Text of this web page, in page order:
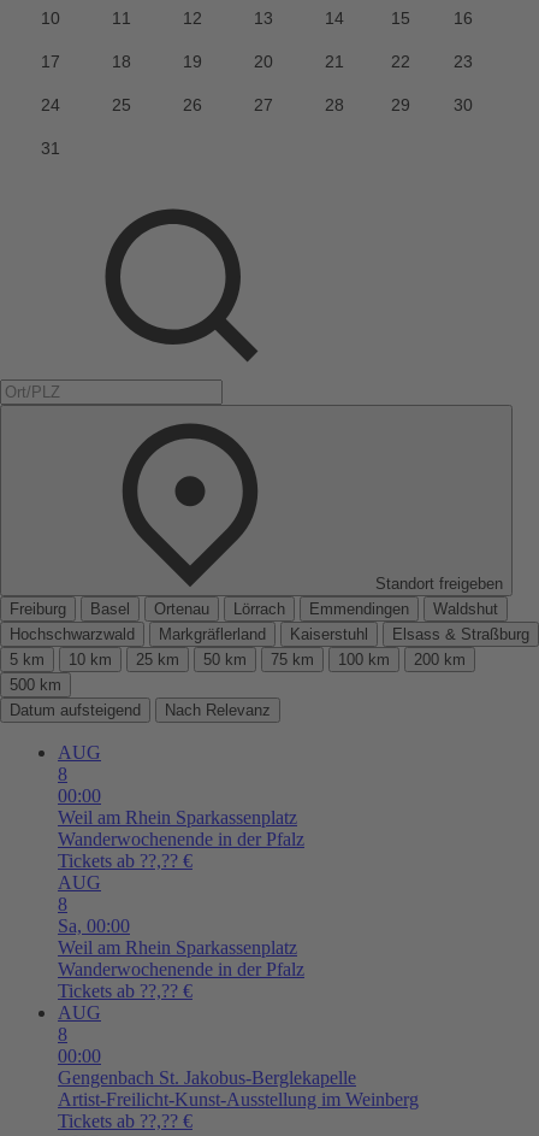
Standort freigeben
Freiburg
Basel Ortenau Lörrach Emmendingen
Waldshut
Hochschwarzwald
Markgräflerland Kaiserstuhl
Elsass & Straßburg
5 km
10 km 25 km 50 km 75 km 100 km
200 km
500 km
Datum aufsteigend
Nach Relevanz
AUG
8
00:00
Weil am Rhein Sparkassenplatz
Wanderwochenende in der Pfalz
Tickets ab ??,?? €
AUG
8
Sa, 00:00
Weil am Rhein Sparkassenplatz
Wanderwochenende in der Pfalz
Tickets ab ??,?? €
AUG
8
00:00
Gengenbach St. Jakobus-Berglekapelle
Artist-Freilicht-Kunst-Ausstellung im Weinberg
Tickets ab ??,?? €